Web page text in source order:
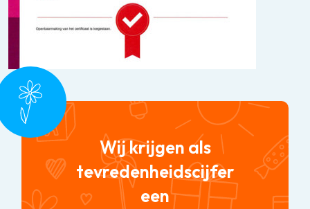
Wij krijgen als
tevredenheidscijfer
een